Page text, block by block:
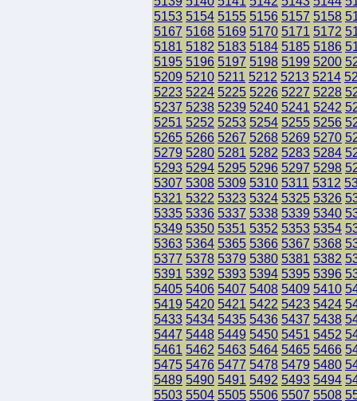
5153 5154 5155 5156 5157 5158
5167 5168 5169 5170 5171 5172
5181 5182 5183 5184 5185 5186
5195 5196 5197 5198 5199 5200
5209 5210 5211 5212 5213 5214
5223 5224 5225 5226 5227 5228
5237 5238 5239 5240 5241 5242
5251 5252 5253 5254 5255 5256
5265 5266 5267 5268 5269 5270
5279 5280 5281 5282 5283 5284
5293 5294 5295 5296 5297 5298
5307 5308 5309 5310 5311 5312
5321 5322 5323 5324 5325 5326
5335 5336 5337 5338 5339 5340
5349 5350 5351 5352 5353 5354
5363 5364 5365 5366 5367 5368
5377 5378 5379 5380 5381 5382
5391 5392 5393 5394 5395 5396
5405 5406 5407 5408 5409 5410
5419 5420 5421 5422 5423 5424
5433 5434 5435 5436 5437 5438
5447 5448 5449 5450 5451 5452
5461 5462 5463 5464 5465 5466
5475 5476 5477 5478 5479 5480
5489 5490 5491 5492 5493 5494
5503 5504 5505 5506 5507 5508